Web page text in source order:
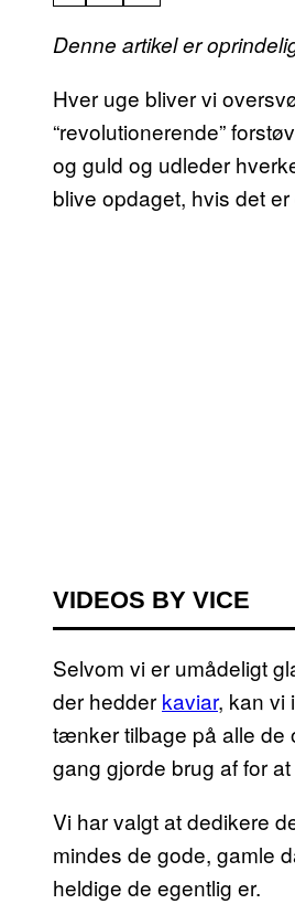
Denne artikel er
Hver uge bliver vi
“revolutionerende”
og guld og udleder
blive opdaget, hvis det
VIDEOS BY VICE
Selvom vi er umådeligt
der hedder kaviar, kan vi
tænker tilbage på alle de
gang gjorde brug af for
Vi har valgt at dedikere
mindes de gode, gamle
heldige de egentlig er.